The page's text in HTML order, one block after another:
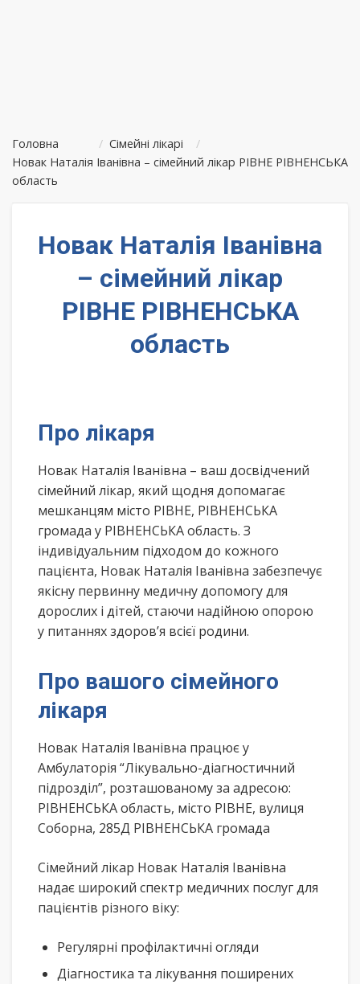
Головна / Сімейні лікарі
/
Новак Наталія Іванівна – сімейний лікар РІВНЕ РІВНЕНСЬКА
область
Новак Наталія Іванівна
– сімейний лікар
РІВНЕ РІВНЕНСЬКА
область
Про лікаря
Новак Наталія Іванівна – ваш досвідчений
сімейний лікар, який щодня допомагає
мешканцям місто РІВНЕ, РІВНЕНСЬКА
громада у РІВНЕНСЬКА область. З
індивідуальним підходом до кожного
пацієнта, Новак Наталія Іванівна забезпечує
якісну первинну медичну допомогу для
дорослих і дітей, стаючи надійною опорою
у питаннях здоров’я всієї родини.
Про вашого сімейного
лікаря
Новак Наталія Іванівна працює у
Амбулаторія “Лікувально-діагностичний
підрозділ”, розташованому за адресою:
РІВНЕНСЬКА область, місто РІВНЕ, вулиця
Соборна, 285Д РІВНЕНСЬКА громада
Сімейний лікар Новак Наталія Іванівна
надає широкий спектр медичних послуг для
пацієнтів різного віку:
Регулярні профілактичні огляди
Діагностика та лікування поширених